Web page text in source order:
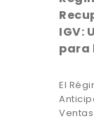
IGV:
para
El